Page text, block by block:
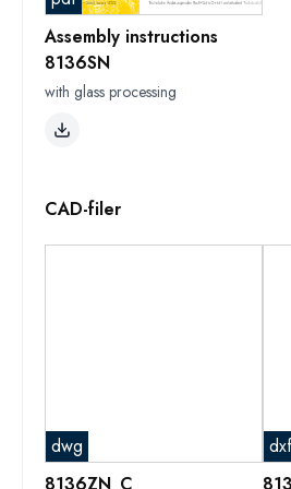
Assembly instructions
8136SN
with glass processing
CAD-filer
dwg
dxf